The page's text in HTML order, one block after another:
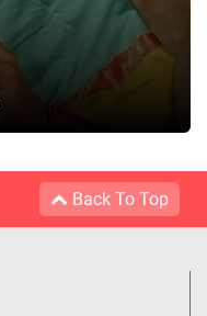
Back To Top